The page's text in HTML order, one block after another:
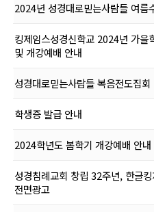
2024년 성경대로믿는사람들 여름
킹제임스성경신학교 2024년 가을
및 개강예배 안내
성경대로믿는사람들 복음전도집회
학생증 발급 안내
2024학년도 봄학기 개강예배 안내
성경침례교회 창립 32주년, 한글
전면광고